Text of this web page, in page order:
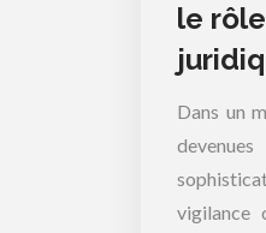
le
Dans un
vigilance